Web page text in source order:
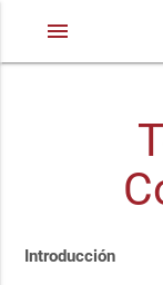
menu
Introducción